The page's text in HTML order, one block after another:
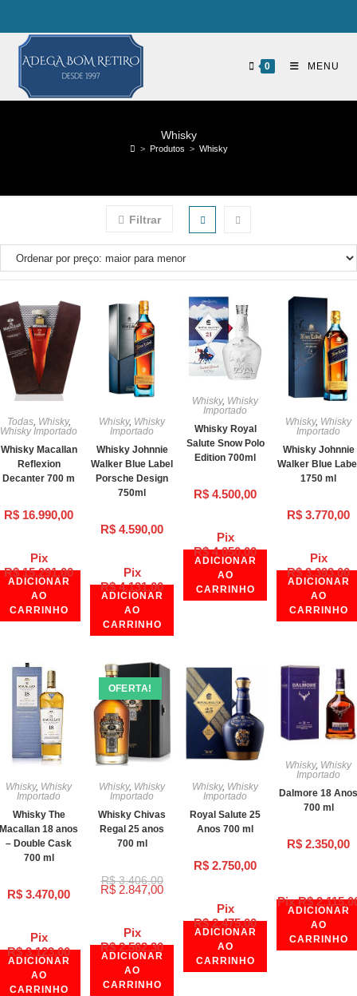
0 MENU
Whisky
> Produtos > Whisky
Filtrar
Pix
R$15.291,00
Todas, Whisky,
Whisky Importado
Whisky Macallan
Reflexion
Decanter 700 m
R$ 16.990,00
ADICIONAR
AO
CARRINHO
Pix
R$4.131,00
Whisky, Whisky
Importado
Whisky Johnnie
Walker Blue Label
Porsche Design
750ml
R$ 4.590,00
ADICIONAR
AO
CARRINHO
Pix
R$4.050,00
Whisky, Whisky
Importado
Whisky Royal
Salute Snow Polo
Edition 700ml
R$ 4.500,00
ADICIONAR
AO
CARRINHO
Pix
R$3.393,00
Whisky, Whisky
Importado
Whisky Johnnie
Walker Blue
1750 ml
R$ 3.770,00
ADICIONAR
AO
CARRINHO
Pix
R$3.123,00
Whisky, Whisky
Importado
Whisky The
Macallan 18 anos
– Double Cask
700 ml
R$ 3.470,00
ADICIONAR
AO
CARRINHO
Pix
R$2.562,30
OFERTA!
Whisky, Whisky
Importado
Whisky Chivas
Regal 25 anos
700 ml
R$3.406,00
R$ 2.847,00
ADICIONAR
AO
CARRINHO
Pix
R$2.475,00
Whisky, Whisky
Importado
Royal Salute 25
Anos 700 ml
R$ 2.750,00
ADICIONAR
AO
CARRINHO
Pix R$
Whisky, Whisky
Importado
Dalmore 18 Anos
700 ml
R$ 2.350,00
ADICIONAR
AO
CARRINHO